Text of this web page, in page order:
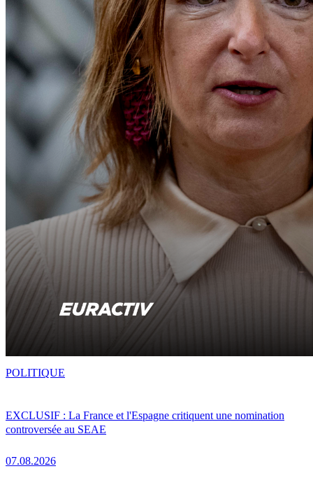
EXCLUSIF : La France et l'Espagne critiquent une nomination
controversée au SEAE
07.08.2026
POLITIQUE